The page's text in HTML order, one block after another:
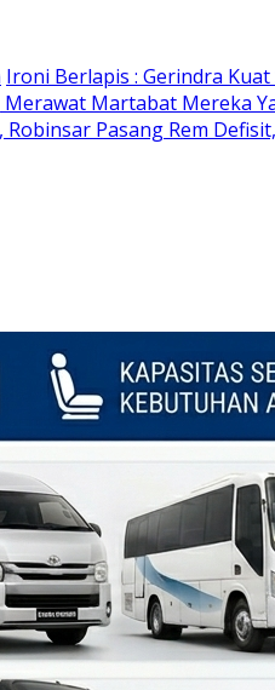
Ironi Berlapis : Gerindra
Martabat Mereka
Pasang Rem